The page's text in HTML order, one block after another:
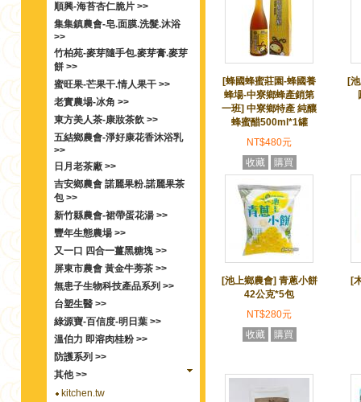
順興-海苔杏仁脆片 >>
集集鎮農會-皂.面膜.洗髮.沐浴
>>
竹柏苑-麥芽隨手包.麥芽膏.麥芽
餅 >>
蜜旺果-芒果干.情人果干 >>
老實農場-冰角 >>
東方美人茶-康妝茶飲 >>
五結鄉農會-淨好康花香沐浴乳
>>
日月老茶廠 >>
吉安鄉農會 諾麗果粉.諾麗果茶
包 >>
新竹縣農會-裙帶蛋花湯 >>
豐年生態農場 >>
又一口 四合一薑黑糖塊 >>
屏東市農會 黃金牛蒡茶 >>
無患子生物科技產品系列 >>
台塑生醫 >>
綠源寶-百信度-明日葉 >>
溫伯力 即溶肉桂粉 >>
防護系列 >>
其他 >>
kitchen.tw
[蜂國蜂蜜莊園-蜂國養
蜂場-中寮鄉蜂產銷第
一班] 中寮鄉特產 純釀
蜂蜜醋500ml*1罐
NT$480元
收藏
購買
[
[池上鄉農會] 青蔥小餅
42公克*5包
NT$280元
收藏
購買
[